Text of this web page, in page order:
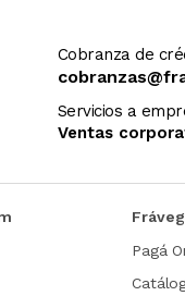
Cobranza de
Servicios a
Ventas
Pagá